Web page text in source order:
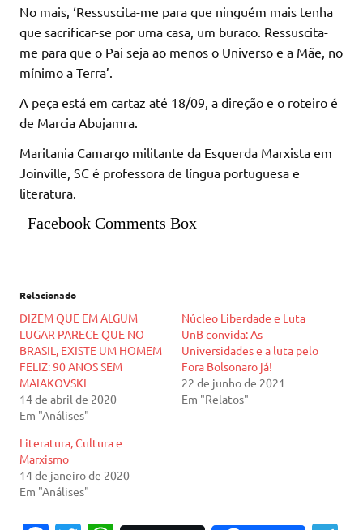
No mais, ‘Ressuscita-me para que ninguém mais tenha
que sacrificar-se por uma casa, um buraco. Ressuscita-
me para que o Pai seja ao menos o Universo e a Mãe, no
mínimo a Terra’.
A peça está em cartaz até 18/09, a direção e o roteiro é
de Marcia Abujamra.
Maritania Camargo militante da Esquerda Marxista em
Joinville, SC é professora de língua portuguesa e
literatura.
Facebook Comments Box
Relacionado
DIZEM QUE EM ALGUM
LUGAR PARECE QUE NO
BRASIL, EXISTE UM HOMEM
FELIZ: 90 ANOS SEM
MAIAKOVSKI
14 de abril de 2020
Em "Análises"
Núcleo Liberdade e Luta
UnB convida: As
Universidades e a luta pelo
Fora Bolsonaro já!
22 de junho de 2021
Em "Relatos"
Literatura, Cultura e
Marxismo
14 de janeiro de 2020
Em "Análises"